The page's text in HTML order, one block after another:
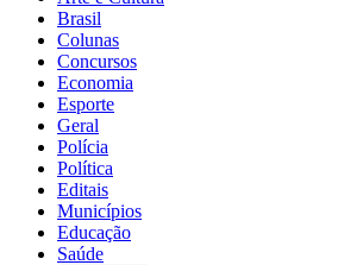
Brasil
Colunas
Concursos
Economia
Esporte
Geral
Polícia
Política
Editais
Municípios
Educação
Saúde